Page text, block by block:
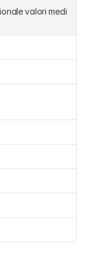
valori medi